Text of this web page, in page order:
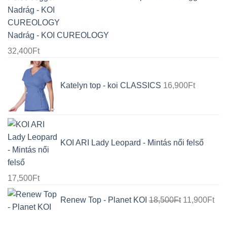
Nadrág - KOI CUREOLOGY
32,400Ft
Katelyn top - koi CLASSICS 16,900Ft
KOI ARI Lady Leopard - Mintás női felső
17,500Ft
Renew Top - Planet KOI 18,500Ft price
11,900Ft